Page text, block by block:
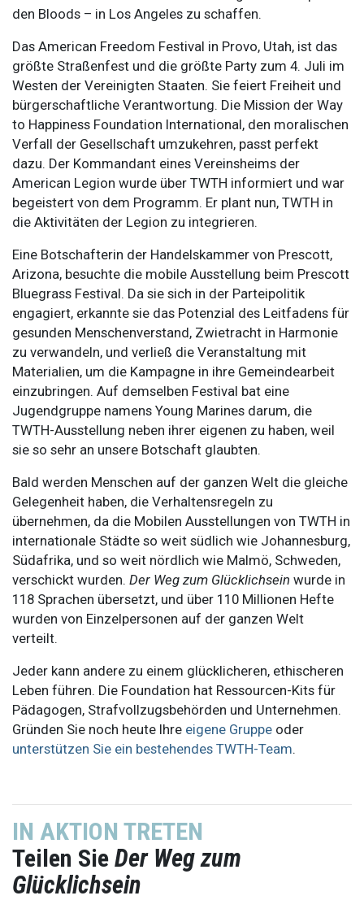
den Bloods – in Los Angeles zu schaffen.
Das American Freedom Festival in Provo, Utah, ist das
größte Straßenfest und die größte Party zum 4. Juli im
Westen der Vereinigten Staaten. Sie feiert Freiheit und
bürgerschaftliche Verantwortung. Die Mission der Way
to Happiness Foundation International, den moralischen
Verfall der Gesellschaft umzukehren, passt perfekt
dazu. Der Kommandant eines Vereinsheims der
American Legion wurde über TWTH informiert und war
begeistert von dem Programm. Er plant nun, TWTH in
die Aktivitäten der Legion zu integrieren.
Eine Botschafterin der Handelskammer von Prescott,
Arizona, besuchte die mobile Ausstellung beim Prescott
Bluegrass Festival. Da sie sich in der Parteipolitik
engagiert, erkannte sie das Potenzial des Leitfadens für
gesunden Menschenverstand, Zwietracht in Harmonie
zu verwandeln, und verließ die Veranstaltung mit
Materialien, um die Kampagne in ihre Gemeindearbeit
einzubringen. Auf demselben Festival bat eine
Jugendgruppe namens Young Marines darum, die
TWTH-Ausstellung neben ihrer eigenen zu haben, weil
sie so sehr an unsere Botschaft glaubten.
Bald werden Menschen auf der ganzen Welt die gleiche
Gelegenheit haben, die Verhaltensregeln zu
übernehmen, da die Mobilen Ausstellungen von TWTH in
internationale Städte so weit südlich wie Johannesburg,
Südafrika, und so weit nördlich wie Malmö, Schweden,
verschickt wurden. Der Weg zum Glücklichsein wurde in
118 Sprachen übersetzt, und über 110 Millionen Hefte
wurden von Einzelpersonen auf der ganzen Welt
verteilt.
Jeder kann andere zu einem glücklicheren, ethischeren
Leben führen. Die Foundation hat Ressourcen-Kits für
Pädagogen, Strafvollzugsbehörden und Unternehmen.
Gründen Sie noch heute Ihre eigene Gruppe oder
unterstützen Sie ein bestehendes TWTH-Team.
IN AKTION TRETEN
Teilen Sie Der Weg zum
Glücklichsein